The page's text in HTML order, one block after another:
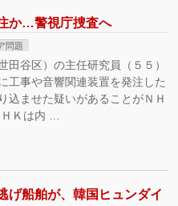
か…警視庁捜査へ
問題
田谷区）の主任研究員（５５）
工事や音響関連装置を発注した
込ませた疑いがあることがＮＨ
Ｋは内 …
げ船舶が、韓国ヒュンダイ